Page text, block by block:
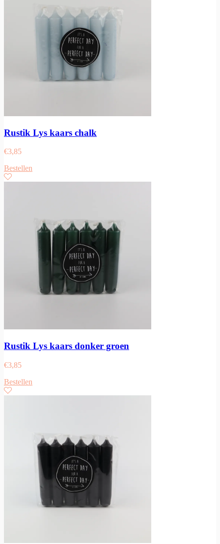
Rustik Lys kaars chalk
€3,85
Bestellen
Rustik Lys kaars donker groen
€3,85
Bestellen